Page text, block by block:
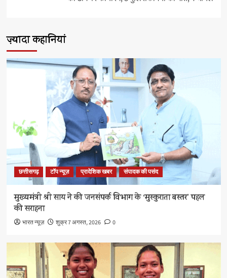
ज़्यादा कहानियां
छत्तीसगढ़ टॉप न्यूज़ प्रादेशिक खबर संपादक की पसंद
मुख्यमंत्री श्री साय ने की जनसंपर्क विभाग के ‘मुस्कुराता बस्तर’ पहल
की सराहना
भारत न्यूज़ शुक्र 7 अगस्त, 2026 0